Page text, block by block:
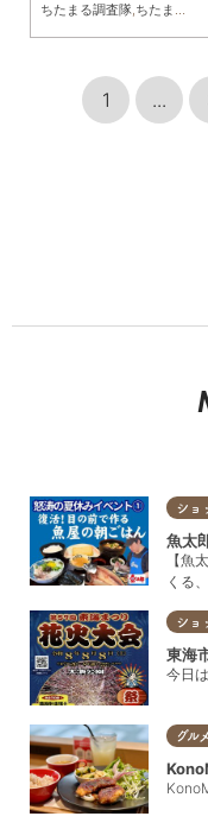
ちたまる調査隊,ちたまる広告
1 ...
ショ
魚太
【魚
くる
ショ
東海
今日
グルメ